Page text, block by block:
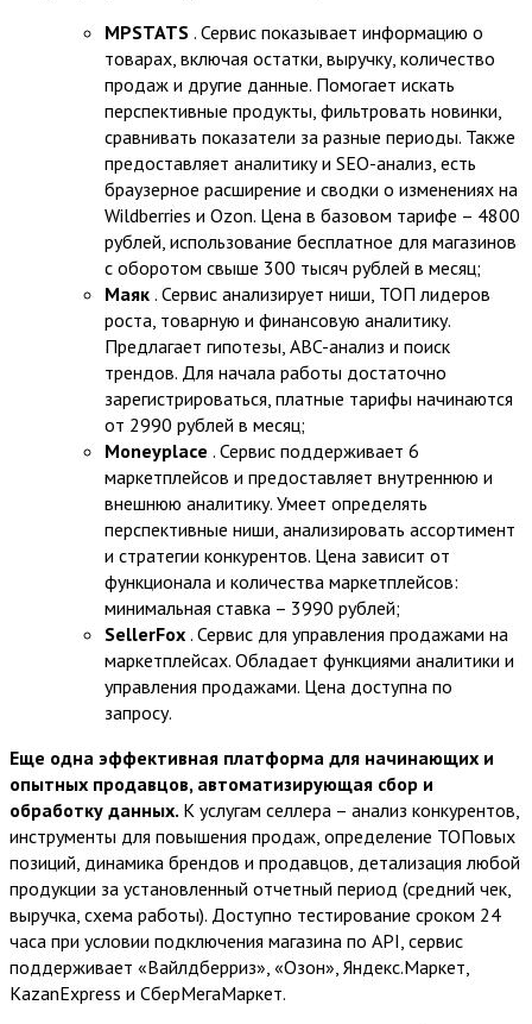
MPSTATS . Сервис показывает информацию о
товарах, включая остатки, выручку, количество
продаж и другие данные. Помогает искать
перспективные продукты, фильтровать новинки,
сравнивать показатели за разные периоды. Также
предоставляет аналитику и SEO-анализ, есть
браузерное расширение и сводки о изменениях на
Wildberries и Ozon. Цена в базовом тарифе – 4800
рублей, использование бесплатное для магазинов
с оборотом свыше 300 тысяч рублей в месяц;
Маяк . Сервис анализирует ниши, ТОП лидеров
роста, товарную и финансовую аналитику.
Предлагает гипотезы, ABC-анализ и поиск
трендов. Для начала работы достаточно
зарегистрироваться, платные тарифы начинаются
от 2990 рублей в месяц;
Moneyplace . Сервис поддерживает 6
маркетплейсов и предоставляет внутреннюю и
внешнюю аналитику. Умеет определять
перспективные ниши, анализировать ассортимент
и стратегии конкурентов. Цена зависит от
функционала и количества маркетплейсов:
минимальная ставка – 3990 рублей;
SellerFox . Сервис для управления продажами на
маркетплейсах. Обладает функциями аналитики и
управления продажами. Цена доступна по
запросу.
Еще одна эффективная платформа для начинающих и
опытных продавцов, автоматизирующая сбор и
обработку данных. К услугам селлера – анализ конкурентов,
инструменты для повышения продаж, определение ТОПовых
позиций, динамика брендов и продавцов, детализация любой
продукции за установленный отчетный период (средний чек,
выручка, схема работы). Доступно тестирование сроком 24
часа при условии подключения магазина по API, сервис
поддерживает «Вайлдберриз», «Озон», Яндекс.Маркет,
KazanExpress и СберМегаМаркет.